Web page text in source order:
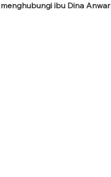
ibu Dina Anwar